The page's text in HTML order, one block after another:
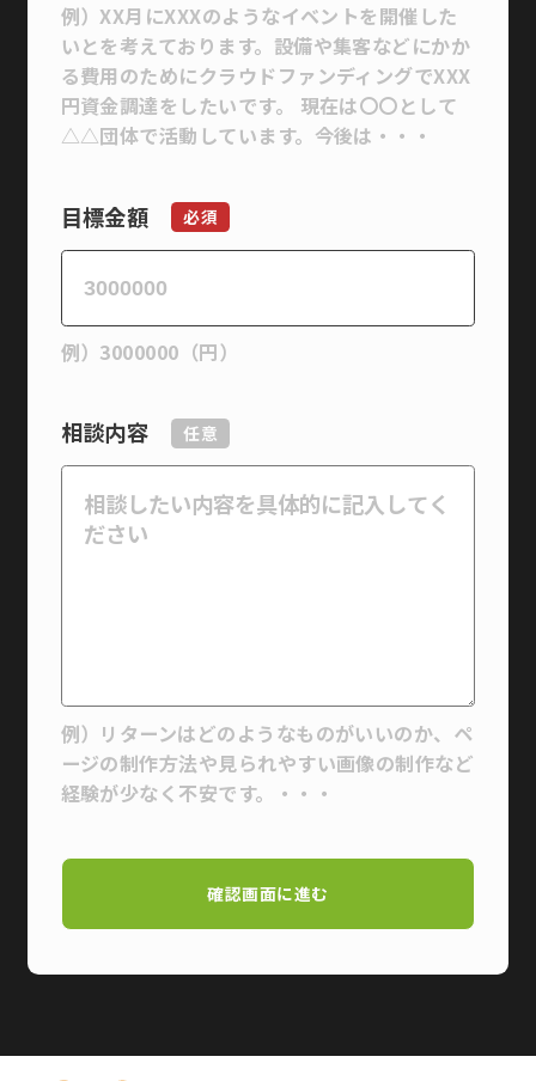
例）XX月にXXXのようなイベントを開催した
いとを考えております。設備や集客などにかか
る費用のためにクラウドファンディングでXXX
円資金調達をしたいです。 現在は〇〇として
△△団体で活動しています。今後は・・・
目標金額 必須
例）3000000（円）
相談内容 任意
例）リターンはどのようなものがいいのか、ペ
ージの制作方法や見られやすい画像の制作など
経験が少なく不安です。・・・
確認画面に進む